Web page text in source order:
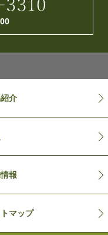
介
報
マップ